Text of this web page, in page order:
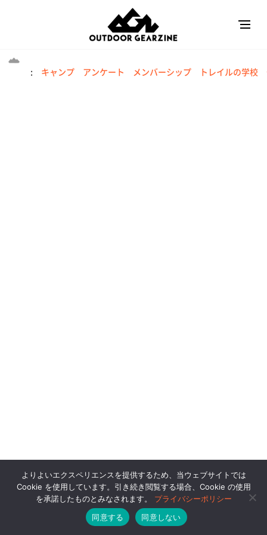
: キャンプ アンケート メンバーシップ トレイルの学校
よりよいエクスペリエンスを提供するため、当ウェブサイトでは
Cookie を使用しています。引き続き閲覧する場合、Cookie の使用
を承諾したものとみなされます。 プライバシーポリシー
同意する
同意しない